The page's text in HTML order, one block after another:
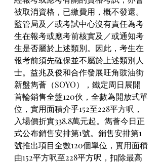
被取消資格，已繳費用，概不發還。
監管局及／或考試中心沒有責任為考
生在報考或應考前核實及／或通知考
生是否屬於上述類別。因此，考生在
報考前須先確保並不屬於上述類別人
士。益兆及俊和合作發展旺角豉油街
新盤雋薈（SOYO），鐵定周日展開
首輪銷售全盤120伙，全數為開放式單
位，實用面積介乎152至228平方呎，
入場價折實338.8萬元起。雋薈今日正
式公布銷售安排第1號。銷售安排第1
號推出項目全數120個單位，實用面積
由152平方呎至228平方呎，扣除最高